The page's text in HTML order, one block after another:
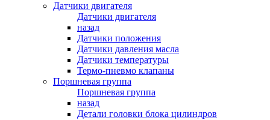
Датчики двигателя
Датчики двигателя
назад
Датчики положения
Датчики давления масла
Датчики температуры
Термо-пневмо клапаны
Поршневая группа
Поршневая группа
назад
Детали головки блока цилиндров